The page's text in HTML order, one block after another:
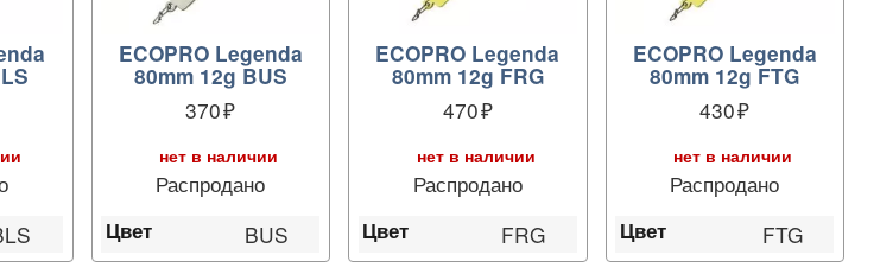
ECOPRO Legenda
80mm 12g BUS
370
нет в наличии
Распродано
Цвет BUS
ECOPRO Legenda
80mm 12g FRG
470
нет в наличии
Распродано
Цвет FRG
ECOPRO Legenda
80mm 12g FTG
430
нет в наличии
Распродано
Цвет FTG